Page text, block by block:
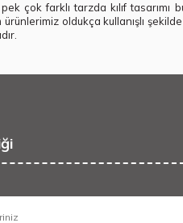
çok farklı tarzda kılıf
oldukça kullanışlı